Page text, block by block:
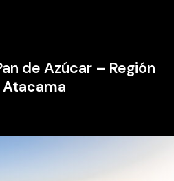
de Azúcar – Región